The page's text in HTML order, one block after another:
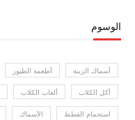
الوسوم
أسماك الزينة أطعمة الطيور
أكل الكلاب ألعاب الكلاب
استحمام القطط الأسماك